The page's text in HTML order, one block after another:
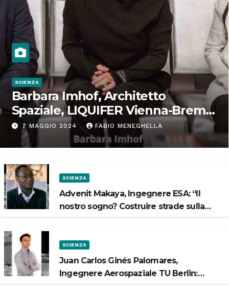
SCIENZA
Barbara Imhof, Architetto
Spaziale, LIQUIFER Vienna-Brema:
“Progettiamo habitat per lo
Spazio”
7 MAGGIO 2024 FABIO MENEGHELLA
SCIENZA
Advenit Makaya, Ingegnere ESA: “Il
nostro sogno? Costruire strade sulla
SCIENZA
Juan Carlos Ginés Palomares,
Ingegnere Aerospaziale TU Berlin: